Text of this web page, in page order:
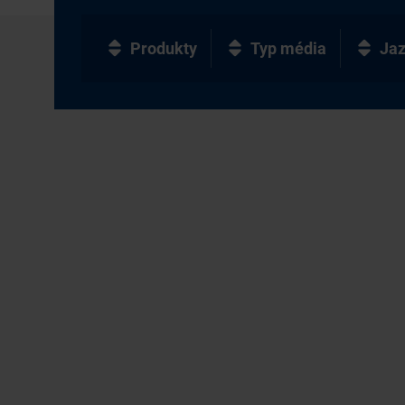
Produkty Typ média